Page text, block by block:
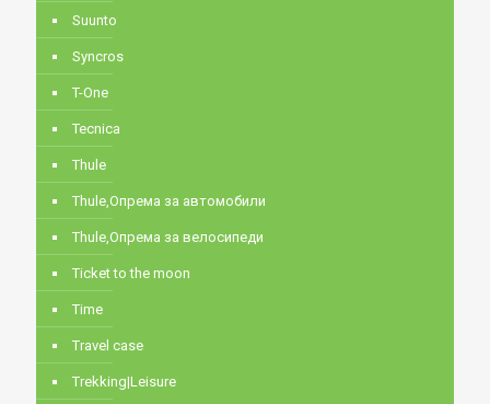
Suunto
Syncros
T-One
Tecnica
Thule
Thule,Опрема за автомобили
Thule,Опрема за велосипеди
Ticket to the moon
Time
Travel case
Trekking|Leisure